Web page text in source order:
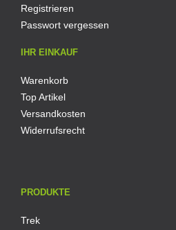
Registrieren
Passwort vergessen
IHR EINKAUF
Warenkorb
Top Artikel
Versandkosten
Widerrufsrecht
PRODUKTE
Trek